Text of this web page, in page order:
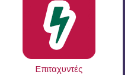
Επιταχυντές